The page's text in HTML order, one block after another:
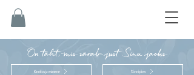
On täht, mis särab just Sinu jaoks
Kinnitus ja esimene Sünnipäev